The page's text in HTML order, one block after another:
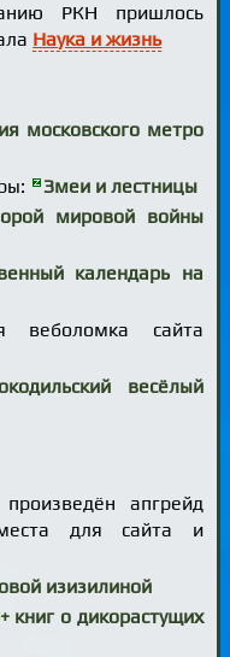
РКН пришлось
Наука и жизнь
московского метро
Змеи и лестницы
мировой войны
календарь на
веболомка сайта
весёлый
апгрейд
для сайта и
изизилиной
книг о дикорастущих